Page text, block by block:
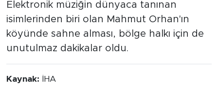
Elektronik müziğin dünyaca tanınan
isimlerinden biri olan Mahmut Orhan'ın
köyünde sahne alması, bölge halkı için de
unutulmaz dakikalar oldu.
Kaynak: İHA